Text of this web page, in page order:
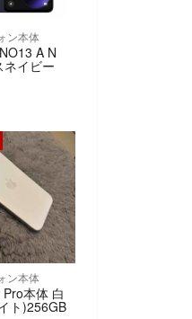
ン本体
A N
ネイビー
ン本体
本体 白
ト)256GB